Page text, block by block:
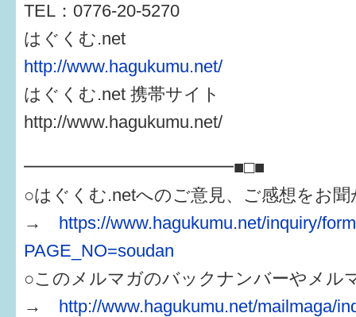
TEL：0776-20-5270
はぐくむ.net
http://www.hagukumu.net/
はぐくむ.net 携帯サイト
http://www.hagukumu.net/
━━━━━━━━━━━━■□■
○はぐくむ.netへのご意見、ご感想をお
→ https://www.hagukumu.net/inquiry/
PAGE_NO=soudan
○このメルマガのバックナンバーやメル
→ http://www.hagukumu.net/mailmaga/